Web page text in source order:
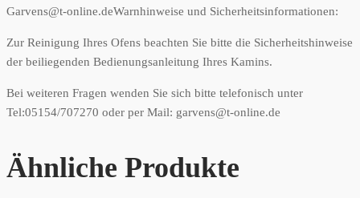
Garvens@t-online.deWarnhinweise und Sicherheitsinformationen:
Zur Reinigung Ihres Ofens beachten Sie bitte die Sicherheitshinweise
der beiliegenden Bedienungsanleitung Ihres Kamins.
Bei weiteren Fragen wenden Sie sich bitte telefonisch unter
Tel:05154/707270 oder per Mail: garvens@t-online.de
Ähnliche Produkte